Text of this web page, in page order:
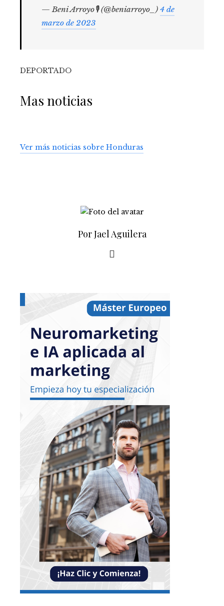
— Beni Arroyo🎙 (@beniarroyo_) 4 de
marzo de 2023
DEPORTADO
Mas noticias
Ver más noticias sobre Honduras
Por Jael Aguilera